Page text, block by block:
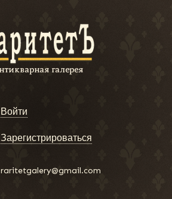
Войти
Зарегистрироваться
raritetgalery@gmail.com